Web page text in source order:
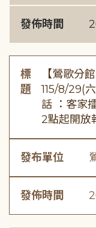
發佈時間
標
題
【鶯歌分
115/8/29(
話 ：客家
2點起開放
發布單位
發佈時間